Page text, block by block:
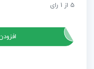
عدد
پروژه افترافکت بسته پیش
5 از 1 رای